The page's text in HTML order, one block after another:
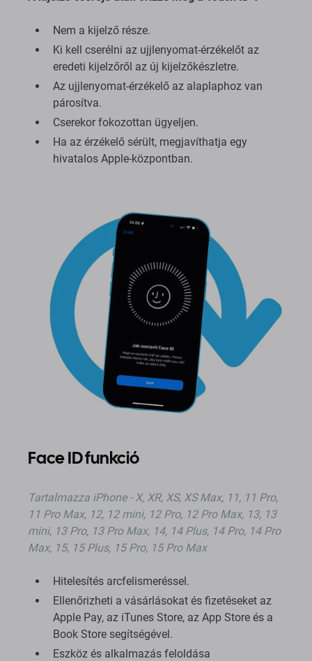
Nem a kijelző része.
Ki kell cserélni az ujjlenyomat-érzékelőt az
eredeti kijelzőről az új kijelzőkészletre.
Az ujjlenyomat-érzékelő az alaplaphoz van
párosítva.
Cserekor fokozottan ügyeljen.
Ha az érzékelő sérült, megjavíthatja egy
hivatalos Apple-központban.
Face ID funkció
Tartalmazza iPhone - X, XR, XS, XS Max, 11, 11 Pro,
11 Pro Max, 12, 12 mini, 12 Pro, 12 Pro Max, 13, 13
mini, 13 Pro, 13 Pro Max, 14, 14 Plus, 14 Pro, 14 Pro
Max, 15, 15 Plus, 15 Pro, 15 Pro Max
Hitelesítés arcfelismeréssel.
Ellenőrizheti a vásárlásokat és fizetéseket az
Apple Pay, az iTunes Store, az App Store és a
Book Store segítségével.
Eszköz és alkalmazás feloldása